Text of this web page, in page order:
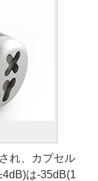
れ、カプセル
は-35dB(1